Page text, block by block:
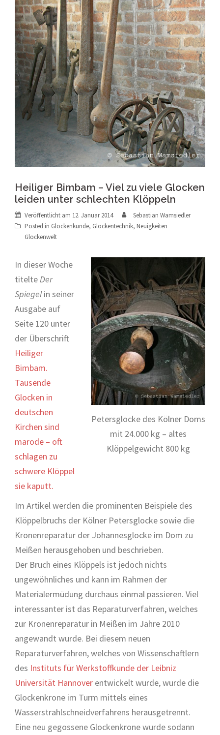
Heiliger Bimbam – Viel zu viele Glocken
leiden unter schlechten Klöppeln
Veröffentlicht am 12. Januar 2014
Sebastian Wamsiedler
Posted in Glockenkunde, Glockentechnik, Neuigkeiten
Glockenwelt
Petersglocke des Kölner Doms
mit 24.000 kg – altes
Klöppelgewicht 800 kg
In dieser Woche
titelteDer
Spiegelin seiner
Ausgabe auf
Seite 120 unter
der Überschrift
Heiliger
Bimbam.
Tausende
Glocken in
deutschen
Kirchen sind
marode – oft
schlagen zu
schwere Klöppel
sie kaputt.
Im Artikel werden die prominenten Beispiele des
Klöppelbruchs der Kölner Petersglocke sowie die
Kronenreparatur der Johannesglocke im Dom zu
Meißen herausgehoben und beschrieben.
Der Bruch eines Klöppels ist jedoch nichts
ungewöhnliches und kann im Rahmen der
Materialermüdung durchaus einmal passieren. Viel
interessanter ist das Reparaturverfahren, welches
zur Kronenreparatur in Meißen im Jahre 2010
angewandt wurde. Bei diesem neuen
Reparaturverfahren, welches von Wissenschaftlern
des Instituts für Werkstoffkunde der Leibniz
Universität Hannover entwickelt wurde, wurde die
Glockenkrone im Turm mittels eines
Wasserstrahlschneidverfahrens herausgetrennt.
Eine neu gegossene Glockenkrone wurde sodann